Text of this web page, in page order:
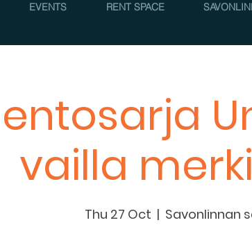
EVENTS RENT SPACE
vailla
Thu 27 Oct
  |
Savonlinnan